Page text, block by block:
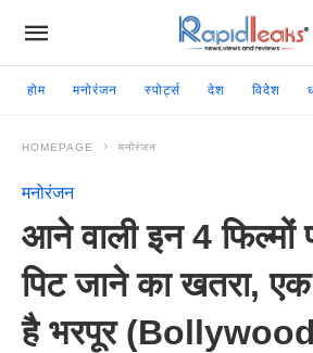
होम मनोरंजन स्पोर्ट्स देश विदेश
HOMEPAGE मनोरंजन
मनोरंजन
आने वाली इन 4 फिल्मों
पिट जाने का खतरा,
है भरपूर